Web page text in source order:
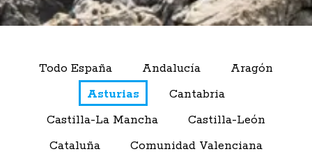
Todo España Andalucía
Aragón
Asturias
Cantabria
Castilla-La Mancha
Castilla-León
Cataluña
Comunidad Valenciana